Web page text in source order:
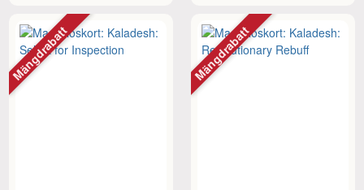
Mängdrabatt Mängdrabatt